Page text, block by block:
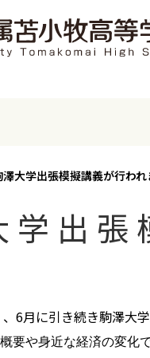
澤大学出張模擬講義が行われ
学出張
6月に引き続き駒澤大
要や身近な経済の変化